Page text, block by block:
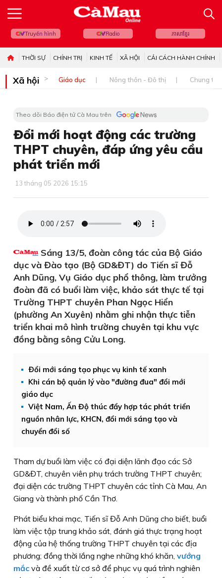
Truyền hình Radio ភាសាខ្មែរ
THỜI SỰ CHÍNH TRỊ KINH TẾ XÃ HỘI CẢI CÁCH HÀNH CHÍNH
Xã hội Giáo dục Nông thôn - Đô thị Chung
Theo dõi Báo điện tử Cà Mau trên
Đổi mới hoạt động các trường
THPT chuyên, đáp ứng yêu cầu
phát triển mới
13 tháng 05 2026 15:15
Sáng 13/5, đoàn công tác của Bộ Giáo
dục và Đào tạo (Bộ GD&ĐT) do Tiến sĩ Đỗ
Anh Dũng, Vụ Giáo dục phổ thông, làm trưởng
đoàn đã có buổi làm việc, khảo sát thực tế tại
Trường THPT chuyên Phan Ngọc Hiển
(phường An Xuyên) nhằm ghi nhận thực tiễn
triển khai mô hình trường chuyên tại khu vực
đồng bằng sông Cửu Long.
Ðổi mới sáng tạo phục vụ kinh tế xanh
Khi cán bộ quản lý vào "đường đua" đổi mới
giáo dục
Việt Nam, Ấn Độ thúc đẩy hợp tác phát triển
nguồn nhân lực, KHCN, đổi mới sáng tạo và
chuyển đổi số
Tham dự buổi làm việc có đại diện lãnh đạo các Sở
GD&ĐT, chuyên viên phụ trách trường THPT chuyên;
đại diện các trường THPT chuyên các tỉnh Cà Mau, An
Giang và thành phố Cần Thơ.
Phát biểu khai mạc, Tiến sĩ Đỗ Anh Dũng cho biết, buổi
làm việc tập trung khảo sát, đánh giá thực trạng hoạt
động của hệ thống trường THPT chuyên tại các địa
phương; đồng thời lắng nghe những khó khăn, vướng
mắc và đề xuất từ cơ sở để phục vụ quá trình nghiên